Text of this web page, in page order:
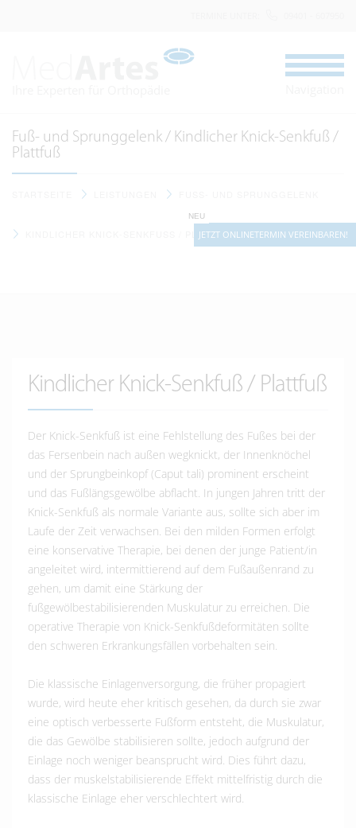
Fuß- und Sprunggelenk / Kindlicher Knick-Senkfuß /
Plattfuß
KINDLICHER KNICK-SENKFUSS / PLATTFUSS
Kindlicher Knick-Senkfuß / Plattfuß
Der Knick-Senkfuß ist eine Fehlstellung des Fußes bei der
das Fersenbein nach außen wegknickt, der Innenknöchel
und der Sprungbeinkopf (Caput tali) prominent erscheint
und das Fußlängsgewölbe abflacht. In jungen Jahren tritt der
Knick-Senkfuß als normale Variante aus, sollte sich aber im
Laufe der Zeit verwachsen. Bei den milden Formen erfolgt
eine konservative Therapie, bei denen der junge Patient/in
angeleitet wird, intermittierend auf dem Fußaußenrand zu
gehen, um damit eine Stärkung der
fußgewölbestabilisierenden Muskulatur zu erreichen. Die
operative Therapie von Knick-Senkfußdeformitäten sollte
den schweren Erkrankungsfällen vorbehalten sein.
Die klassische Einlagenversorgung, die früher propagiert
wurde, wird heute eher kritisch gesehen, da durch sie zwar
eine optisch verbesserte Fußform entsteht, die Muskulatur,
die das Gewölbe stabilisieren sollte, jedoch aufgrund der
Einlage noch weniger beansprucht wird. Dies führt dazu,
dass der muskelstabilisierende Effekt mittelfristig durch die
klassische Einlage eher verschlechtert wird.
NEU
JETZT ONLINETERMIN VEREINBAREN!